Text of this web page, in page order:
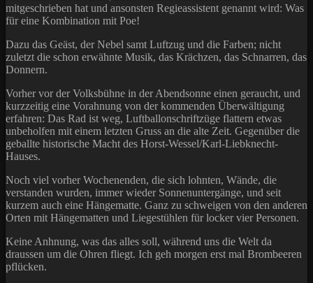
mitgeschrieben hat und ansonsten Regieassistent genannt wird: Was
für eine Kombination mit Poe!
Dazu das Geäst, der Nebel samt Luftzug und die Farben; nicht
zuletzt die schon erwähnte Musik, das Krächzen, das Schnarren, das
Donnern.
Vorher vor der Volksbühne in der Abendsonne einen geraucht, und
kurzzeitig eine Vorahnung von der kommenden Überwältigung
erfahren: Das Rad ist weg, Luftballonschriftzüge flattern etwas
unbeholfen mit einem letzten Gruss an die alte Zeit. Gegenüber die
geballte historische Macht des Horst-Wessel/Karl-Liebknecht-
Hauses.
Noch viel vorher Wochenenden, die sich lohnten, Wände, die
verstanden wurden, immer wieder Sonnenuntergänge, und seit
kurzem auch eine Hängematte. Ganz zu schweigen von den anderen
Orten mit Hängematten und Liegestühlen für locker vier Personen.
Keine Anhnung, was das alles soll, während uns die Welt da
draussen um die Ohren fliegt. Ich geh morgen erst mal Brombeeren
pflücken.